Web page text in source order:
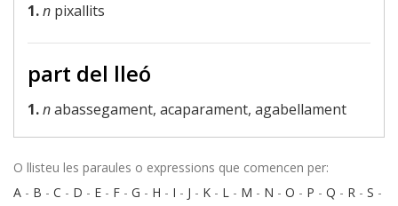
1.n pixallits
part del lleó
1.nabassegament, acaparament, agabellament
O llisteu les paraules o expressions que comencen per:
A - B - C - D - E - F - G - H - I - J - K - L - M - N - O - P - Q - R - S -